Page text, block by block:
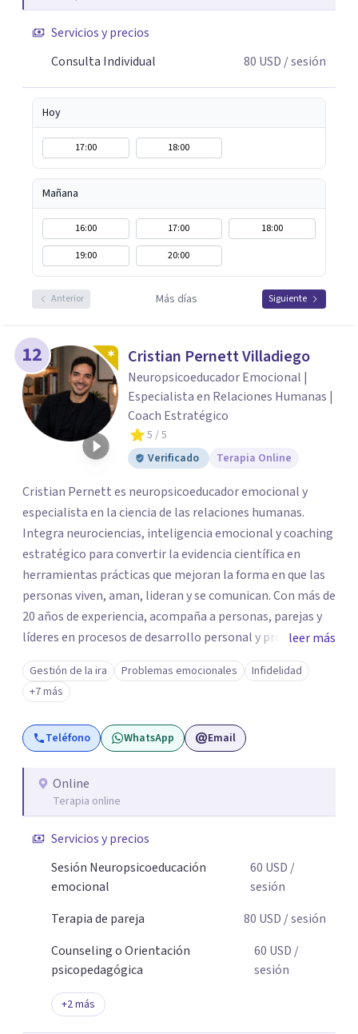
Servicios y precios
Consulta Individual
80 USD / sesión
Hoy
17:00 18:00
Mañana
16:00 17:00
18:00
19:00
20:00
Anterior Más días Siguiente
12 Cristian Pernett Villadiego
Neuropsicoeducador Emocional |
Especialista en Relaciones Humanas |
Coach Estratégico
5 / 5
Verificado
Terapia Online
Cristian Pernett es neuropsicoeducador emocional y
especialista en la ciencia de las relaciones humanas.
Integra neurociencias, inteligencia emocional y coaching
estratégico para convertir la evidencia científica en
herramientas prácticas que mejoran la forma en que las
personas viven, aman, lideran y se comunican. Con más de
20 años de experiencia, acompaña a personas, parejas y
líderes en procesos de desarrollo personal y profesional.
Su trabajo se centra en la regulación emocional, las
relaciones de pareja, la comunicación efectiva y el
liderazgo consciente. Su metodología combina
psicología contemporánea, neurociencias y estrategias
de cambio basadas en evidencia para fortalecer la
promover cambios sostenibles. Como divulgador
científico, acerca la psicología y las neurociencias a la vida
aplicables, con el propósito de impulsar un bienestar
integral.
leer más
Gestión de la ira Problemas emocionales
Infidelidad
+7 más
Teléfono WhatsApp Email
Online
Terapia online
Servicios y precios
Sesión Neuropsicoeducación
emocional
60 USD /
sesión
Terapia de pareja
80 USD / sesión
Counseling o Orientación
psicopedagógica
60 USD /
sesión
+2más